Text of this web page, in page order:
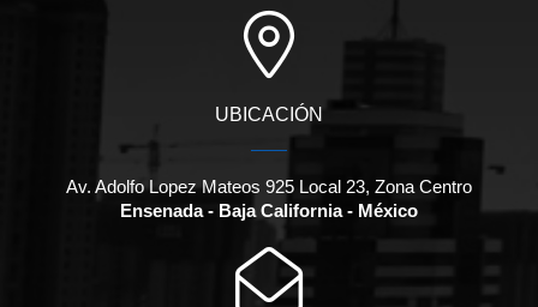
UBICACIÓN
Av. Adolfo Lopez Mateos 925 Local 23, Zona Centro
Ensenada - Baja California - México